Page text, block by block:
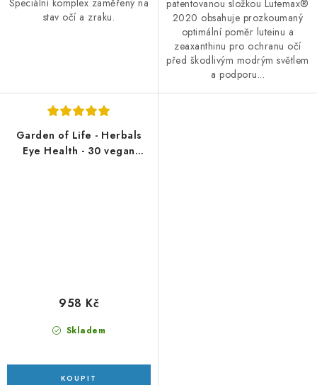
Speciální komplex zaměřený na
stav očí a zraku.
patentovanou složkou Lutemax®
2020 obsahuje prozkoumaný
optimální poměr luteinu a
zeaxanthinu pro ochranu očí
před škodlivým modrým světlem
a podporu...
Garden of Life - Herbals
Eye Health - 30 vegan
Skladem
958 Kč